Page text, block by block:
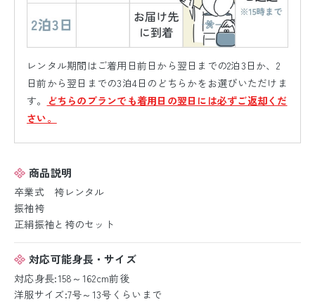
レンタル期間はご着用日前日から翌日までの2泊3日か、2
日前から翌日までの3泊4日のどちらかをお選びいただけま
す。
どちらのプランでも着用日の翌日には必ずご返却くだ
さい。
商品説明
卒業式 袴レンタル
振袖袴
正絹振袖と袴のセット
対応可能身長・サイズ
対応身長:158～162cm前後
洋服サイズ:7号～13号くらいまで